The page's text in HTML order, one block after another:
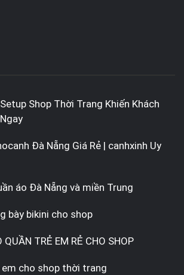
Shop Thời Trang Khiến Khách
Đà Nẵng Giá Rẻ | canhxinh Uy
áo Đà Nẵng và miền Trung
bày bikini cho shop
QUẦN TRẺ EM RẺ CHO SHOP
cho shop thời trang